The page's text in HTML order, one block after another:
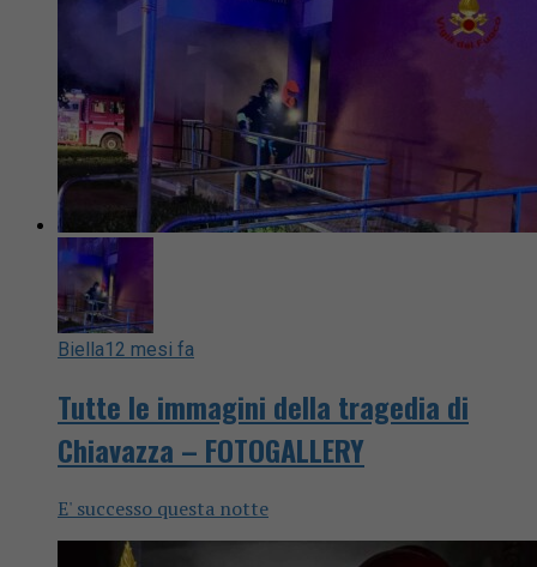
Biella12 mesi fa
Tutte le immagini della tragedia di
Chiavazza – FOTOGALLERY
E' successo questa notte